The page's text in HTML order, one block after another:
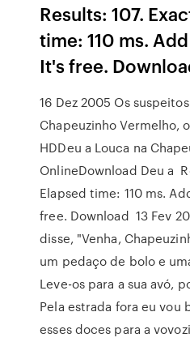
Results: 107.
time: 110 ms.
It's free.
16 Dez 2005 Os
Chapeuzinho Vermelho,
HDDeu a Louca na
OnlineDownload Deu a
Elapsed time: 110 ms.
free. Download 13 Fev
disse, "Venha,
um pedaço de bolo e
Leve-os para a sua avó,
Pela estrada fora eu vou
esses doces para a